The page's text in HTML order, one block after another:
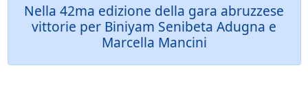
Nella 42ma edizione della gara abruzzese
vittorie per Biniyam Senibeta Adugna e
Marcella Mancini